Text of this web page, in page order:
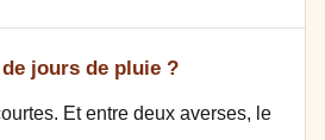
jours de pluie ?
Et entre deux averses, le